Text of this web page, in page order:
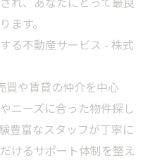
ます。
る不動産サービス - 株式
買や賃貸の仲介を中心
ニーズに合った物件探し
豊富なスタッフが丁寧に
けるサポート体制を整え